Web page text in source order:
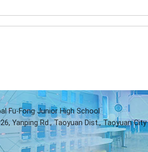
Fu-Fong Junior High School
Yanping Rd., Taoyuan Dist., Taoyuan City